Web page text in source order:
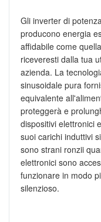
Gli inverter di
producono energia
affidabile come
riceveresti dalla tua
azienda. La
sinusoidale pura
equivalente
proteggerà e
dispositivi elettronici
suoi carichi induttivi
sono strani ronzii
elettronici sono
funzionare in modo
silenzioso.